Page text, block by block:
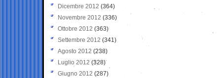
Dicembre 2012 (364)
Novembre 2012 (336)
Ottobre 2012 (363)
Settembre 2012 (341)
Agosto 2012 (238)
Luglio 2012 (328)
Giugno 2012 (287)